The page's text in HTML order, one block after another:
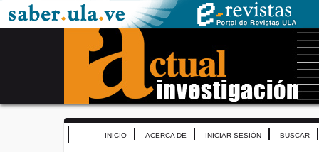
INICIO ACERCA DE INICIAR SESIÓN BUSCAR